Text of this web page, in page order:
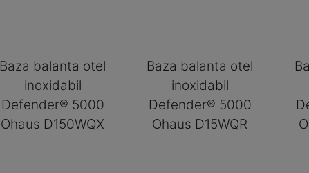
Baza balanta otel
inoxidabil
Defender® 5000
Ohaus D150WQX
Baza balanta otel
inoxidabil
Defender® 5000
Ohaus D15WQR